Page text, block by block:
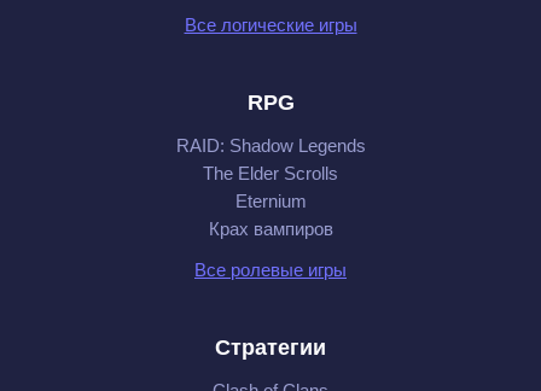
Все логические игры
RPG
RAID: Shadow Legends
The Elder Scrolls
Eternium
Крах вампиров
Все ролевые игры
Стратегии